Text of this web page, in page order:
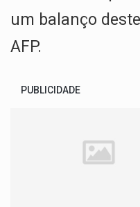
um balanço
AFP.
PUBLICIDADE